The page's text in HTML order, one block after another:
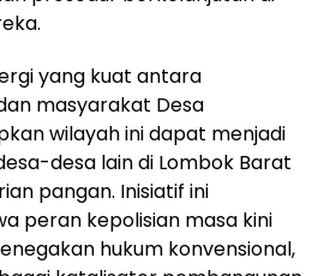
yang kuat antara
masyarakat Desa
wilayah ini dapat menjadi
desa lain di Lombok Barat
pangan. Inisiatif ini
peran kepolisian masa kini
hukum konvensional,